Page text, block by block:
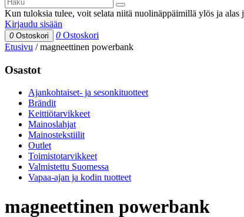
Kun tuloksia tulee, voit selata niitä nuolinäppäimillä ylös ja
Kirjaudu sisään
0 Ostoskori 0 Ostoskori
Etusivu /magneettinen powerbank
Osastot
Ajankohtaiset- ja sesonkituotteet
Brändit
Keittiötarvikkeet
Mainoslahjat
Mainostekstiilit
Outlet
Toimistotarvikkeet
Valmistettu Suomessa
Vapaa-ajan ja kodin tuotteet
magneettinen powerbank